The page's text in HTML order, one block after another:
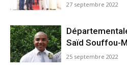
27 septembre 2022
Saïd Souffou-
25 septembre 2022